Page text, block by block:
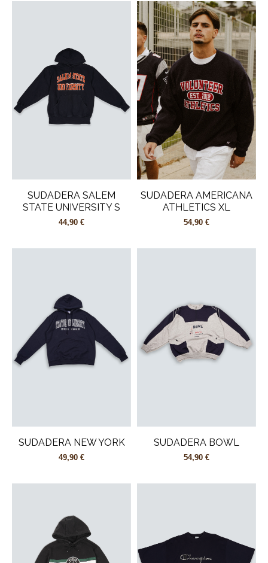
SUDADERA SALEM
STATE UNIVERSITY S
44,90 €
SUDADERA AMERICANA
ATHLETICS XL
54,90 €
SUDADERA NEW YORK
49,90 €
SUDADERA BOWL
54,90 €